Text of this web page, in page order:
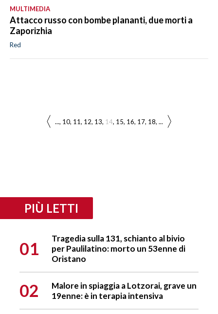
MULTIMEDIA
Attacco russo con bombe plananti, due morti a
Zaporizhia
Red
... 10 11 12 13 14 15 16 17 18 ...
PIÙ LETTI
01
Tragedia sulla 131, schianto al bivio
per Paulilatino: morto un 53enne di
Oristano
02
Malore in spiaggia a Lotzorai, grave un
19enne: è in terapia intensiva